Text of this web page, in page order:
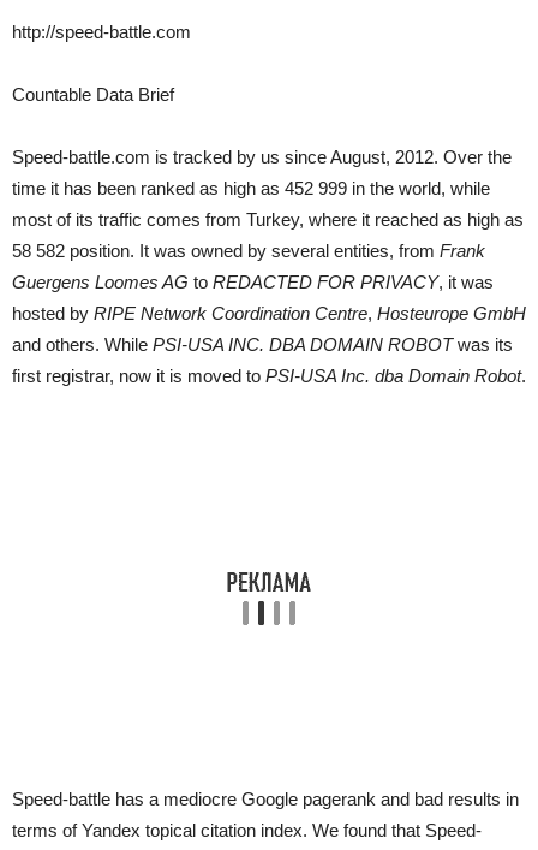
http://speed-battle.com
Countable Data Brief
Speed-battle.com is tracked by us since August, 2012. Over the
time it has been ranked as high as 452 999 in the world, while
most of its traffic comes from Turkey, where it reached as high as
58 582 position. It was owned by several entities, from Frank
Guergens Loomes AG to REDACTED FOR PRIVACY, it was
hosted by RIPE Network Coordination Centre, Hosteurope GmbH
and others. While PSI-USA INC. DBA DOMAIN ROBOTwas its
first registrar, now it is moved to PSI-USA Inc. dba Domain Robot.
Speed-battle has a mediocre Google pagerank and bad results in
terms of Yandex topical citation index. We found that Speed-